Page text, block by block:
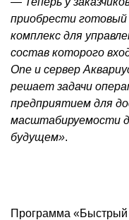
приобрести готовый
комплекс для
состав которого
One и сервер
решает задачи
предприятием для
масштабируемости
будущем».
Программа «Быстрый